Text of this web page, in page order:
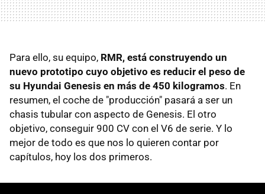
Para ello, su equipo, RMR, está construyendo un
nuevo prototipo cuyo objetivo es reducir el peso de
su Hyundai Genesis en más de 450 kilogramos. En
resumen, el coche de "producción" pasará a ser un
chasis tubular con aspecto de Genesis. El otro
objetivo, conseguir 900 CV con el V6 de serie. Y lo
mejor de todo es que nos lo quieren contar por
capítulos, hoy los dos primeros.